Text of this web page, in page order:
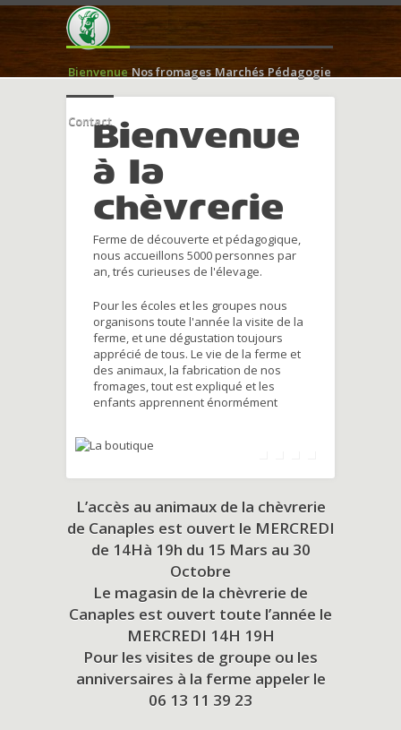
Bienvenue Nos fromages Marchés Pédagogie
ContactBienvenue
à la
chèvrerie
Ferme de découverte et pédagogique,
nous accueillons 5000 personnes par
an, trés curieuses de l'élevage.
Pour les écoles et les groupes nous
organisons toute l'année la visite de la
ferme, et une dégustation toujours
apprécié de tous. Le vie de la ferme et
des animaux, la fabrication de nos
fromages, tout est expliqué et les
enfants apprennent énormément
L’accès au animaux de la chèvrerie
de Canaples est ouvert le MERCREDI
de 14Hà 19h du 15 Mars au 30
Octobre
Le magasin de la chèvrerie de
Canaples est ouvert toute l’année le
MERCREDI 14H 19H
Pour les visites de groupe ou les
anniversaires à la ferme appeler le
06 13 11 39 23